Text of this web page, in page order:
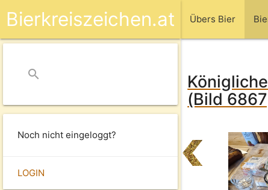
Übers Bier
Bierkreiszeichen.at
search
Noch nicht eingeloggt?
LOGIN
(Bild